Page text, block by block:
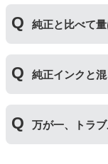
ていますが、
クを補充する
純正と比べて量
【GI-390】
純正品：ブラッ
純正インクと
ません。純正
るのは純正イ
万が一、トラ